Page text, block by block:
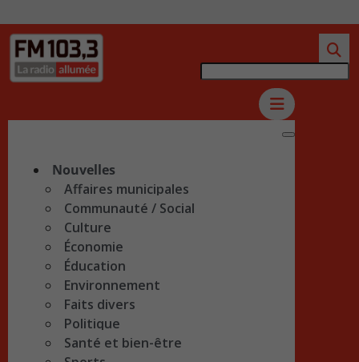
Nouvelles
Affaires municipales
Communauté / Social
Culture
Économie
Éducation
Environnement
Faits divers
Politique
Santé et bien-être